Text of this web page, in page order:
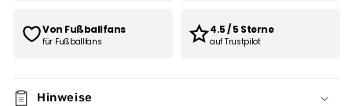
Von Fußballfans
für Fußballfans
4.5 / 5 Sterne
auf Trustpilot
Hinweise